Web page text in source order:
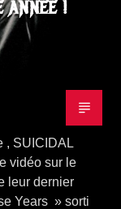
ANNÉE !
, SUICIDAL
vidéo sur le
leur dernier
Years » sorti